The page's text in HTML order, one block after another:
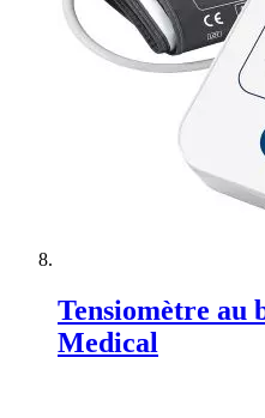
Tensiomètre au
Medical